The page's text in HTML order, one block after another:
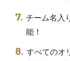
チーム名入
能！
すべてのオ